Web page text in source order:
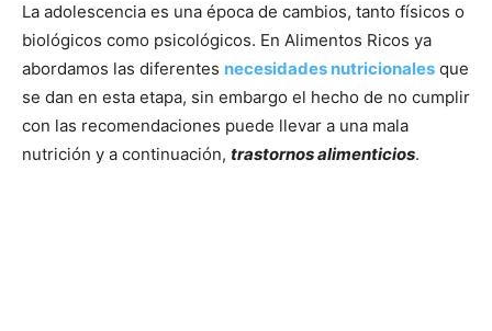
La adolescencia es una época de cambios, tanto físicos o
biológicos como psicológicos. En Alimentos Ricos ya
abordamos las diferentes necesidades nutricionales que
se dan en esta etapa, sin embargo el hecho de no cumplir
con las recomendaciones puede llevar a una mala
nutrición y a continuación, trastornos alimenticios.